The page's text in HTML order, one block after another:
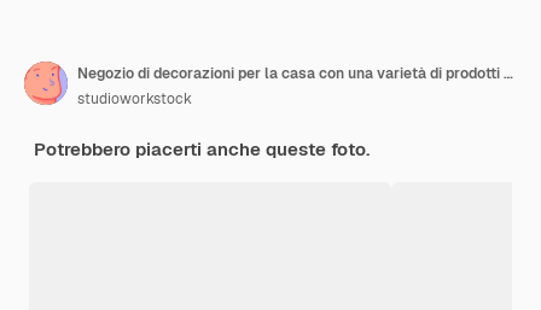
Negozio di decorazioni per la casa con una varietà di prodotti e stili in esposizione
studioworkstock
Potrebbero piacerti anche queste foto.